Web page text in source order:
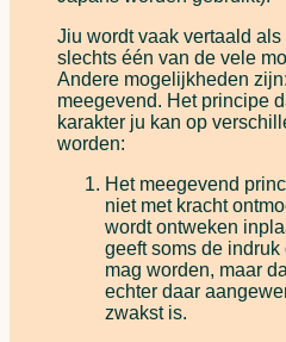
Jiu wordt vaak vertaald als
slechts één van de vele
Andere mogelijkheden
meegevend. Het principe
karakter ju kan op
worden:
Het meegevend
niet met kracht
wordt ontweken
geeft soms de
mag worden, maar
echter daar
zwakst is.